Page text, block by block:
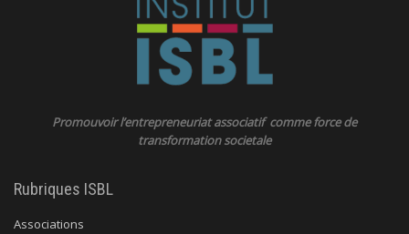
Promouvoir l’entrepreneuriat associatif comme force de
transformation societale
Rubriques ISBL
Associations